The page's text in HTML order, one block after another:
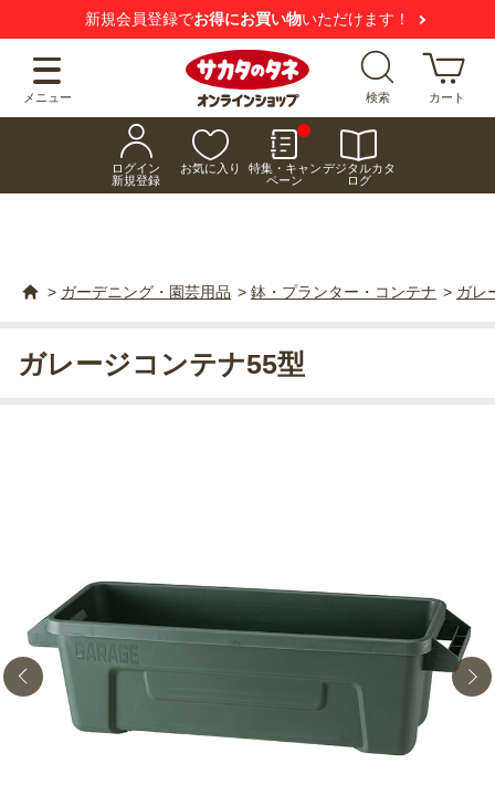
新規会員登録でお得にお買い物いただけます！
メニュー 検索 カート
ログイン
新規登録
お気に入り
特集・キャン
ペーン
デジタルカタ
ログ
> ガーデニング・園芸用品 > 鉢・プランター・コンテナ > ガレ
ガレージコンテナ55型